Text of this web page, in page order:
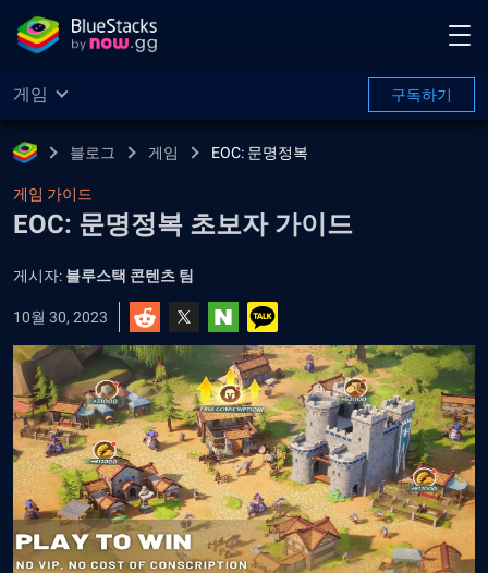
게임 구독하기
블로그 게임 EOC: 문명정복
게임 가이드
EOC: 문명정복 초보자 가이드
게시자: 블루스택 콘텐츠 팀
10월 30, 2023